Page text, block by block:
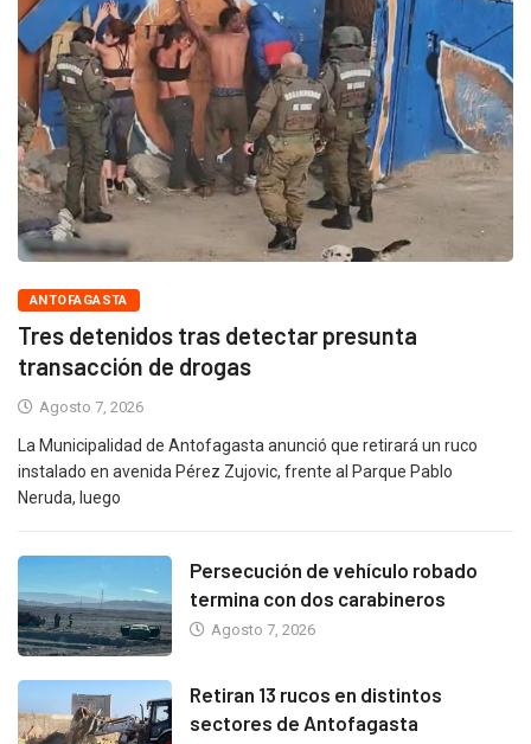
ANTOFAGASTA
Tres detenidos tras detectar presunta
transacción de drogas
Agosto 7, 2026
La Municipalidad de Antofagasta anunció que retirará un ruco
instalado en avenida Pérez Zujovic, frente al Parque Pablo
Neruda, luego
Persecución de vehículo robado
termina con dos carabineros
Agosto 7, 2026
Retiran 13 rucos en distintos
sectores de Antofagasta